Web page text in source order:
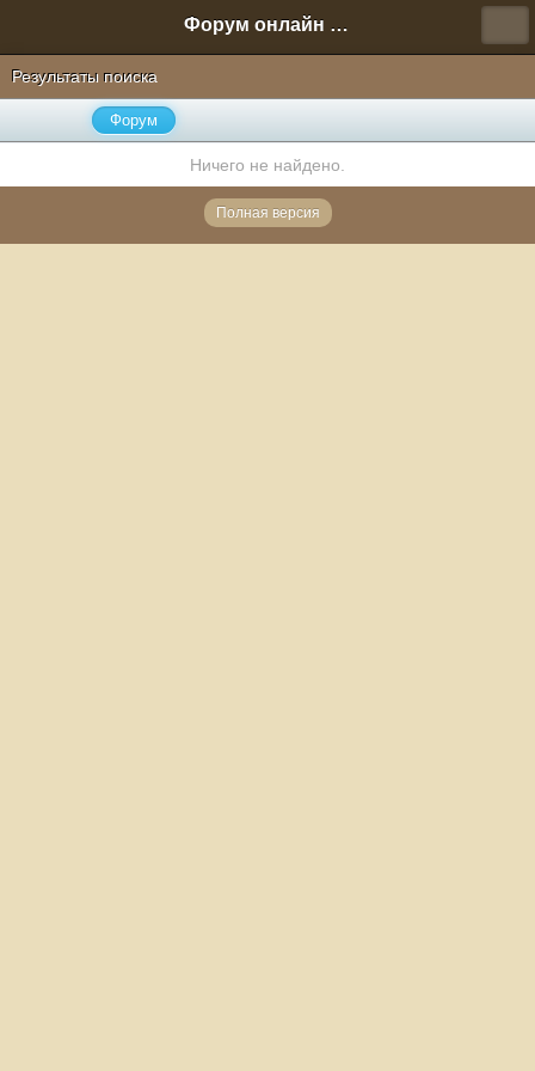
Форум онлайн игры "Новая Эра" (Нюра Биз)
Результаты поиска
Форум
Ничего не найдено.
Полная версия